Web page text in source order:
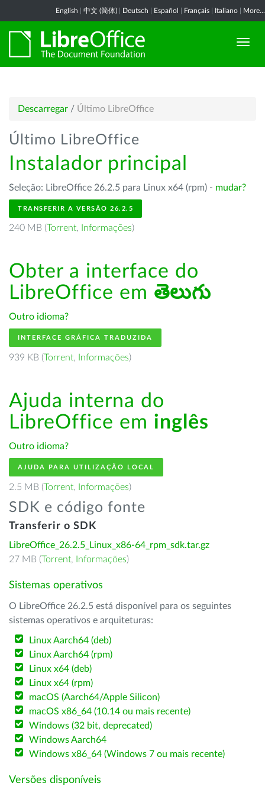
English 中文 (简体) Deutsch Español Français Italiano More...
Descarregar / Último LibreOffice
Último LibreOffice
Instalador principal
Seleção: LibreOffice 26.2.5 para Linux x64 (rpm) - mudar?
TRANSFERIR A VERSÃO 26.2.5
240 MB (Torrent, Informações)
Obter a interface do
LibreOffice em తెలుగు
Outro idioma?
INTERFACE GRÁFICA TRADUZIDA
939 KB (Torrent, Informações)
Ajuda interna do
LibreOffice em inglês
Outro idioma?
AJUDA PARA UTILIZAÇÃO LOCAL
2.5 MB (Torrent, Informações)
SDK e código fonte
Transferir o SDK
LibreOffice_26.2.5_Linux_x86-64_rpm_sdk.tar.gz
27 MB (Torrent, Informações)
Sistemas operativos
O LibreOffice 26.2.5 está disponível para os seguintes
sistemas operativos e arquiteturas:
Linux Aarch64 (deb)
Linux Aarch64 (rpm)
Linux x64 (deb)
Linux x64 (rpm)
macOS (Aarch64/Apple Silicon)
macOS x86_64 (10.14 ou mais recente)
Windows (32 bit, deprecated)
Windows Aarch64
Windows x86_64 (Windows 7 ou mais recente)
Versões disponíveis